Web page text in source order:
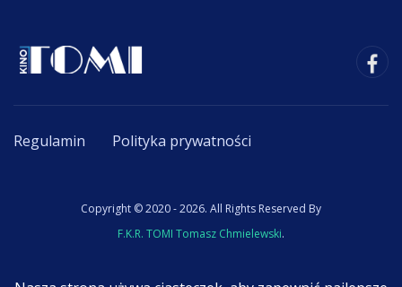
Regulamin Polityka prywatności
Copyright © 2020 - 2026. All Rights Reserved By
F.K.R. TOMI Tomasz Chmielewski.